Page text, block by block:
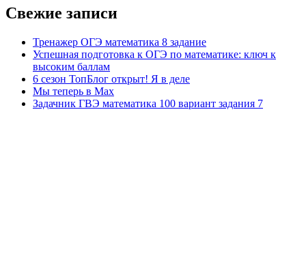
Свежие записи
Тренажер ОГЭ математика 8 задание
Успешная подготовка к ОГЭ по математике: ключ к
высоким баллам
6 сезон ТопБлог открыт! Я в деле
Мы теперь в Max
Задачник ГВЭ математика 100 вариант задания 7